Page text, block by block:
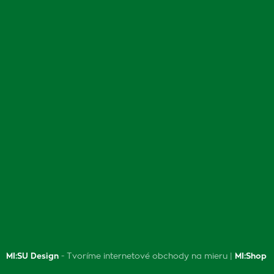
MI:SU Design - Tvoríme internetové obchody na mieru | MI:Shop